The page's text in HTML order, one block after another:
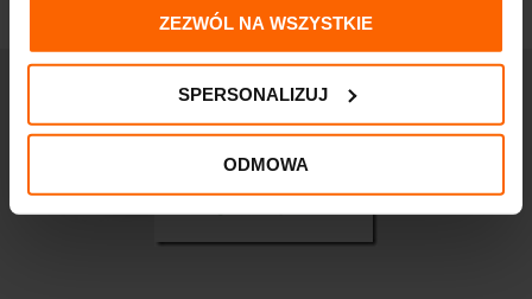
ZEZWÓL NA WSZYSTKIE
SPERSONALIZUJ
ODMOWA